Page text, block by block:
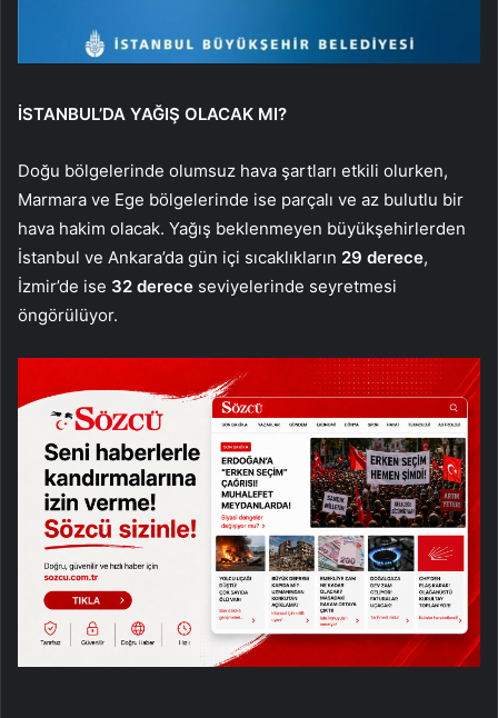
İSTANBUL’DA YAĞIŞ OLACAK MI?
Doğu bölgelerinde olumsuz hava şartları etkili olurken,
Marmara ve Ege bölgelerinde ise parçalı ve az bulutlu bir
hava hakim olacak. Yağış beklenmeyen büyükşehirlerden
İstanbul ve Ankara’da gün içi sıcaklıkların 29 derece,
İzmir’de ise 32 derece seviyelerinde seyretmesi
öngörülüyor.